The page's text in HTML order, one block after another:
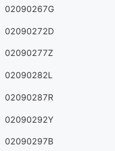
02090267G
02090272D
02090277Z
02090282L
02090287R
02090292Y
02090297B